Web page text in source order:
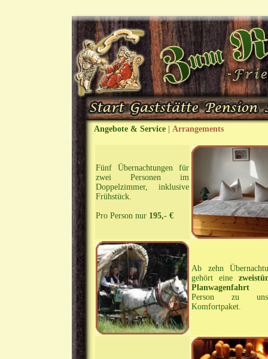
Angebote & Service Arrangements
Fünf Übernachtungen für
zwei Personen im
Doppelzimmer, inklusive
Frühstück.
Pro Person nur 195,- €
Ab zehn
gehört eine
Planwagenfahrt
Person zu
Komfortpaket.